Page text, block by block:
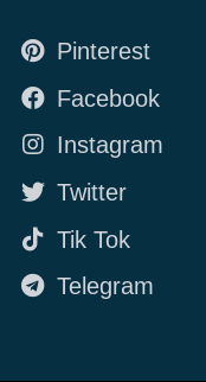
Pinterest
Facebook
Instagram
Twitter
Tik Tok
Telegram